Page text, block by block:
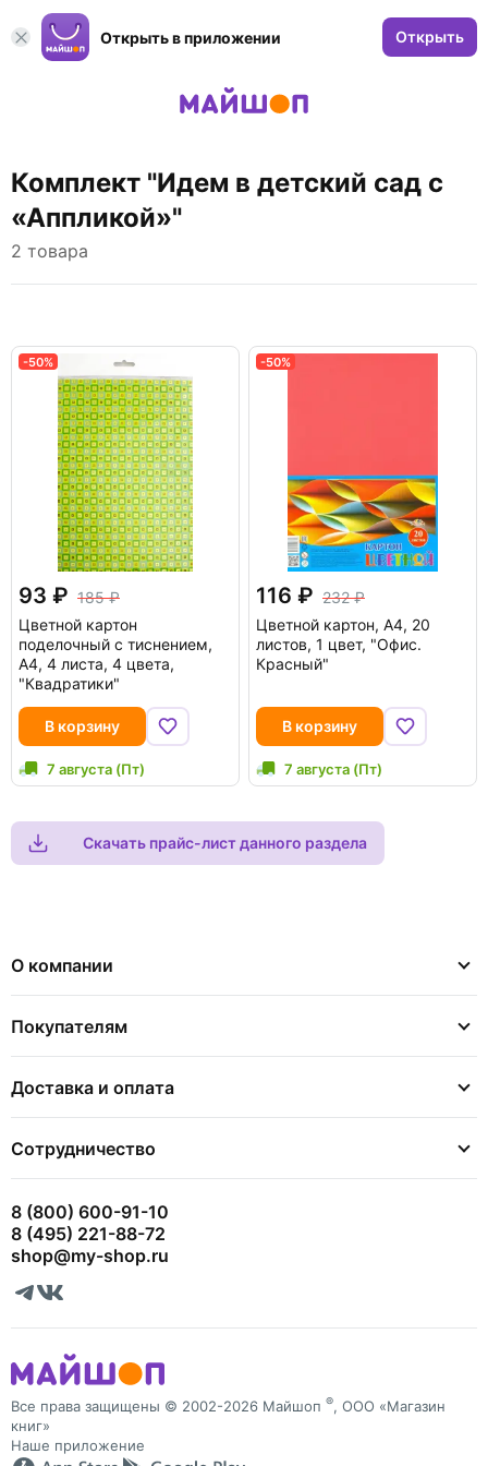
Открыть в приложении Открыть
Комплект "Идем в детский сад с
«Аппликой»"
2 товара
-50%
93
185
Цветной картон
поделочный с тиснением,
А4, 4 листа, 4 цвета,
"Квадратики"
В корзину
7 августа (Пт)
-50%
116
232
Цветной картон, А4, 20
листов, 1 цвет, "Офис.
Красный"
В корзину
7 августа (Пт)
Скачать прайс-лист данного раздела
О компании
Покупателям
Доставка и оплата
Сотрудничество
8 (800) 600-91-10
8 (495) 221-88-72
shop@my-shop.ru
Все права защищены © 2002-2026 Майшоп ®, ООО «Магазин
книг»
Наше приложение